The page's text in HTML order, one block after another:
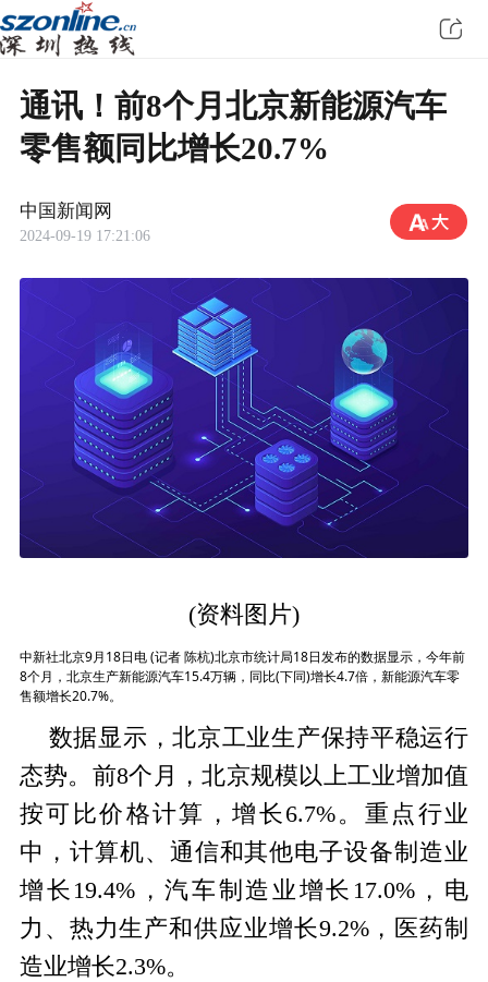
通讯！前8个月北京新能源汽车
零售额同比增长20.7%
中国新闻网
2024-09-19 17:21:06
(资料图片)
中新社北京9月18日电 (记者 陈杭)北京市统计局18日发布的数据显示，今年前
8个月，北京生产新能源汽车15.4万辆，同比(下同)增长4.7倍，新能源汽车零
售额增长20.7%。
数据显示，北京工业生产保持平稳运行
态势。前8个月，北京规模以上工业增加值
按可比价格计算，增长6.7%。重点行业
中，计算机、通信和其他电子设备制造业
增长19.4%，汽车制造业增长17.0%，电
力、热力生产和供应业增长9.2%，医药制
造业增长2.3%。